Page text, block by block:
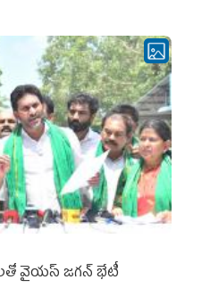
వైయస్ జగన్ భేటీ